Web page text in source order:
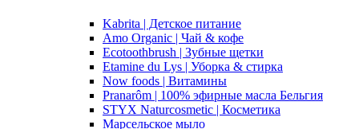
Kabrita | Детское питание
Amo Organic | Чай & кофе
Ecotoothbrush | Зубные щетки
Etamine du Lys | Уборка & стирка
Now foods | Витамины
Pranarôm | 100% эфирные масла Бельгия
STYX Naturcosmetic | Косметика
Марсельское мыло